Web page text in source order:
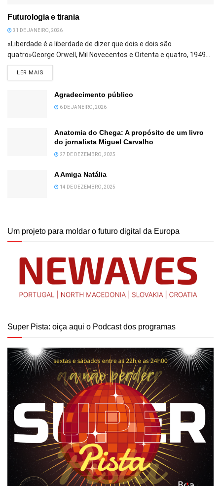
Futurologia e tirania
31 DE JANEIRO, 2026
«Liberdade é a liberdade de dizer que dois e dois são
quatro»George Orwell, Mil Novecentos e Oitenta e quatro, 1949...
LER MAIS
Agradecimento público
6 DE JANEIRO, 2026
Anatomia do Chega: A propósito de um livro
do jornalista Miguel Carvalho
27 DE DEZEMBRO, 2025
A Amiga Natália
14 DE DEZEMBRO, 2025
Um projeto para moldar o futuro digital da Europa
Super Pista: oiça aqui o Podcast dos programas